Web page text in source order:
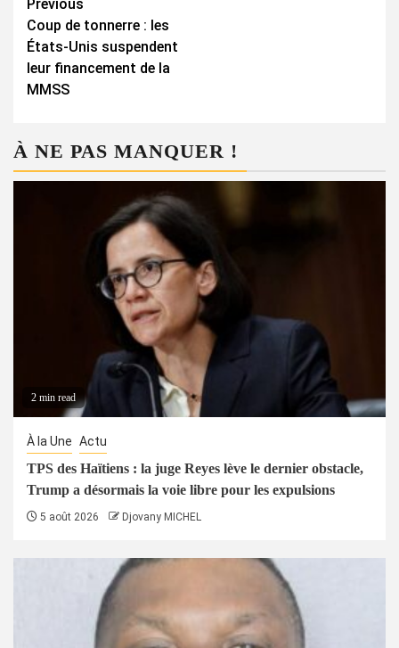
Continue
Reading
Previous
Coup de tonnerre : les
États-Unis suspendent
leur financement de la
MMSS
À NE PAS MANQUER !
2 min read
À la Une Actu
TPS des Haïtiens : la juge Reyes lève le dernier obstacle,
Trump a désormais la voie libre pour les expulsions
5 août 2026 Djovany MICHEL